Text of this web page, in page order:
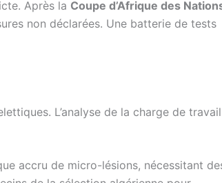
Après la Coupe d’Afrique des
non déclarées. Une batterie de tests
L’analyse de la charge de travail
accru de micro-lésions, nécessitant